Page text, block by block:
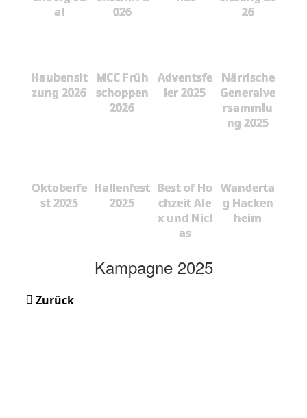
al
026
26
Haubensit
zung 2026
MCC Früh
schoppen
2026
Adventsfe
ier 2025
Närrische
Generalve
rsammlu
ng 2025
Oktoberfe
st 2025
Hallenfest
2025
Best of Ho
chzeit Ale
x und Nicl
as
Wanderta
g Hacken
heim
Kampagne 2025
Zurück